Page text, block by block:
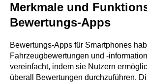
Merkmale und
Bewertungs-Apps
Bewertungs-Apps für Smartphones
Fahrzeugbewertungen und -
vereinfacht, indem sie Nutzern
überall Bewertungen durchzuführen.